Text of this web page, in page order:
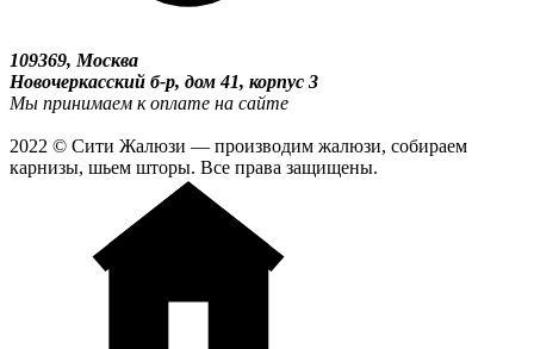
109369, Москва
Новочеркасский б-р, дом 41, корпус 3
Мы принимаем к оплате на сайте
2022 © Сити Жалюзи — производим жалюзи, собираем
карнизы, шьем шторы. Все права защищены.